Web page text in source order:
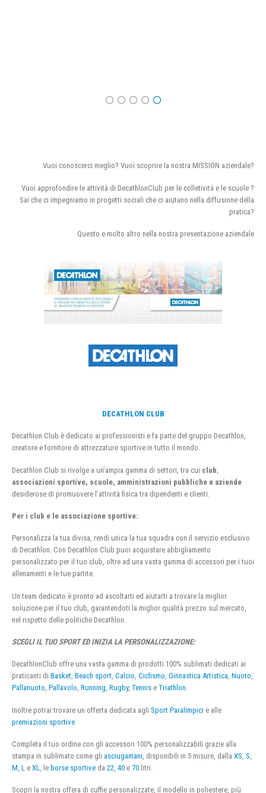
Vuoi conoscerci meglio? Vuoi scoprire la nostra MISSION aziendale?
Vuoi approfondire le attività di DecathlonClub per le colletività e le scuole ?
Sai che ci impegniamo in progetti sociali che ci aiutano nella diffusione della
pratica?
Questo e molto altro nella nostra presentazione aziendale
DECATHLON CLUB
Decathlon Club è dedicato ai professionisti e fa parte del gruppo Decathlon,
creatore e fornitore di attrezzature sportive in tutto il mondo.
Decathlon Club si rivolge a un’ampia gamma di settori, tra cui club
associazioni sportive, scuole, amministrazioni pubbliche e aziende
desiderose di promuovere l’attività fisica tra dipendenti e clienti.
Per i club e le associazione sportive:
Personalizza la tua divisa, rendi unica la tua squadra con il servizio esclusivo
di Decathlon. Con Decathlon Club puoi acquistare abbigliamento
personalizzato per il tuo club, oltre ad una vasta gamma di accessori per i tuoi
allenamenti e le tue partite.
Un team dedicato è pronto ad ascoltarti ed aiutarti a trovare la miglior
soluzione per il tuo club, garantendoti la miglior qualità prezzo sul mercato,
nel rispetto delle politiche Decathlon.
SCEGLI IL TUO SPORT ED INIZIA LA PERSONALIZZAZIONE:
DecathlonClub offre una vasta gamma di prodotti 100% sublimati dedicati ai
praticanti di Basket, Beach sport, Calcio, Ciclismo, Ginnastica Artistica, Nuoto,
Pallanuoto, Pallavolo, Running, Rugby, Tennis e Triathlon.
Inoltre potrai trovare un offerta dedicata agli Sport Paralimpici e alle
premiazioni sportive
Completa il tuo ordine con gli accessori 100% personalizzabili grazie alla
stampa in sublimato come gli asciugamani , disponibili in 5 misure, dalla XS S
M L e XL , le borse sportive da 22 40 e 70 litri.
Scopri la nostra offera di cuffie personalizzate, il modello in poliestere, più